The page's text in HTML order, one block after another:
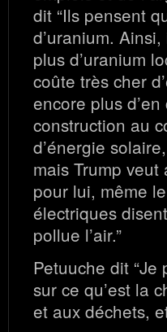
dit “Ils pensent
d’uranium.
plus d’uranium
coûte très cher
encore plus
construction au
d’énergie
mais Trump
pour lui, même
électriques
pollue l’air.”
Petuuche dit
sur ce qu’est la
et aux déchets,